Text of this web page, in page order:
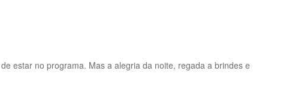
estar no programa. Mas a alegria da noite, regada a brindes e